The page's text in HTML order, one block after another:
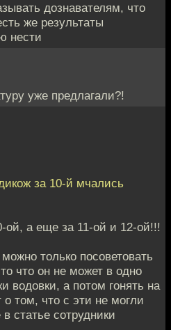
дознавателям, что
же результаты
нести
уже предлагали?!
за 10-й мчались
ой, а еще за 11-ой и 12-ой!!!
только посоветовать
что он не может в одно
водовки, а потом гонять на
том, что с эти не могли
статье сотрудники